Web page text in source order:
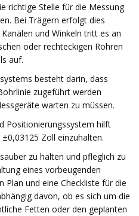
richtige Stelle für die Messung
Bei Trägern erfolgt dies
und Winkeln tritt es an
oder rechteckigen Rohren
auf.
besteht darin, dass
zugeführt werden
warten zu müssen.
Positionierungssystem hilft
Zoll einzuhalten.
zu halten und pfleglich zu
eines vorbeugenden
Plan und eine Checkliste für die
davon, ob es sich um die
Fetten oder den geplanten